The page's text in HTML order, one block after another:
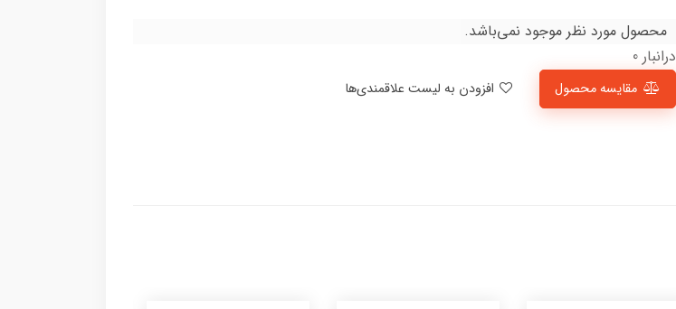
محصول مورد نظر موجود نمی‌باشد.
درانبار 0
مقایسه محصول